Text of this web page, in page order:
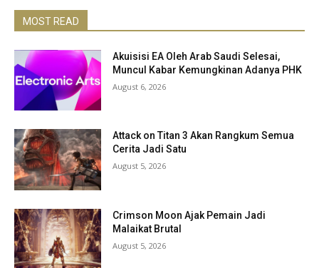
MOST READ
Akuisisi EA Oleh Arab Saudi Selesai,
Muncul Kabar Kemungkinan Adanya PHK
August 6, 2026
Attack on Titan 3 Akan Rangkum Semua
Cerita Jadi Satu
August 5, 2026
Crimson Moon Ajak Pemain Jadi
Malaikat Brutal
August 5, 2026